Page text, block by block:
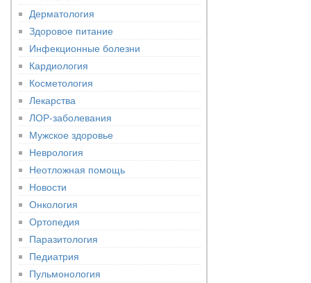
Дерматология
Здоровое питание
Инфекционные болезни
Кардиология
Косметология
Лекарства
ЛОР-заболевания
Мужское здоровье
Неврология
Неотложная помощь
Новости
Онкология
Ортопедия
Паразитология
Педиатрия
Пульмонология